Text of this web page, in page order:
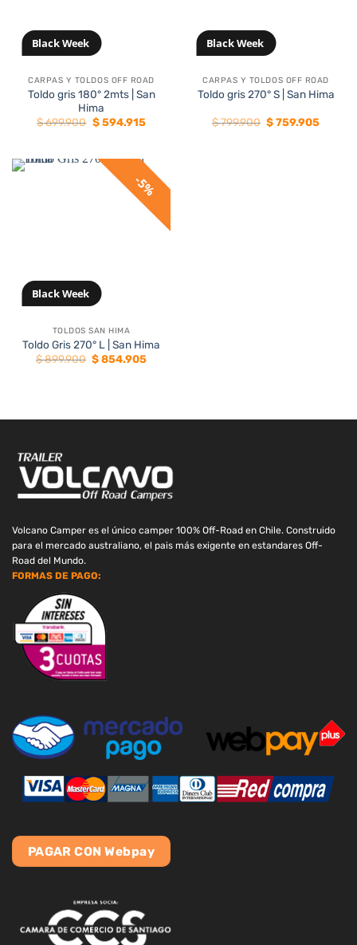
Black Week
CARPAS Y TOLDOS OFF ROAD
Toldo gris 180° 2mts | San
Hima
$699.900 El
precio
$ 699.900.
$594.915El
$ 594.915.
Black Week
CARPAS Y TOLDOS OFF ROAD
Toldo gris 270° S | San Hima
$799.900 El
precio
$759.905El
5%
Black Week
TOLDOS SAN HIMA
Toldo Gris 270° L | San Hima
$899.900 El
precio
$854.905El
Volcano Camper es el único camper 100% Off-Road en Chile. Construido
para el mercado australiano, el pais más exigente en estandares Off-
Road del Mundo.
FORMAS DE PAGO:
PAGAR CON Webpay